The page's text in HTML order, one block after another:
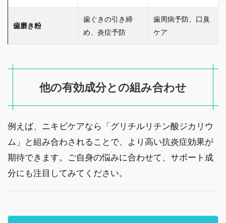
歯磨き粉
歯ぐきの引き締
め、炎症予防
歯周病予防、口臭
ケア
他の有効成分との組み合わせ
例えば、ニキビケアなら「グリチルリチン酸ジカリウ
ム」と組み合わされることで、より高い抗炎症効果が
期待できます。ご自身の悩みに合わせて、サポート成
分にも注目してみてください。